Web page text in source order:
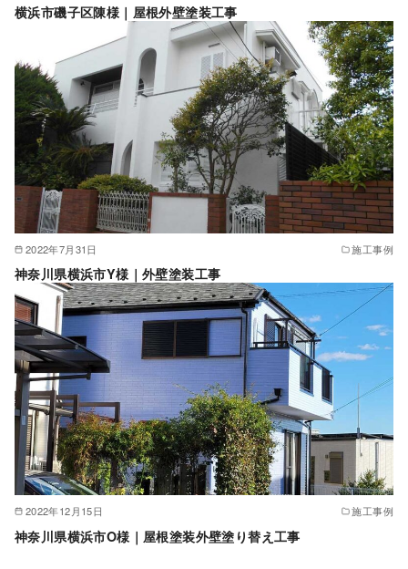
横浜市磯子区陳様｜屋根外壁塗装工事
2022年7月31日 施工事例
神奈川県横浜市Y様｜外壁塗装工事
2022年12月15日 施工事例
神奈川県横浜市O様｜屋根塗装外壁塗り替え工事